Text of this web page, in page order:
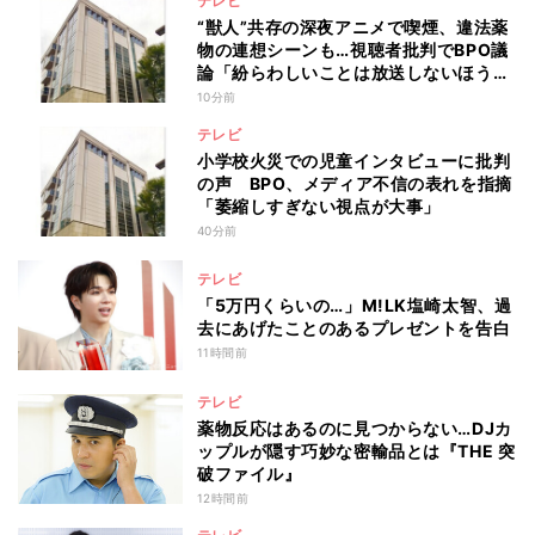
“獣人”共存の深夜アニメで喫煙、違法薬
物の連想シーンも…視聴者批判でBPO議
論「紛らわしいことは放送しないほう
が」
10分前
テレビ
小学校火災での児童インタビューに批判
の声 BPO、メディア不信の表れを指摘
「萎縮しすぎない視点が大事」
40分前
テレビ
「5万円くらいの…」M!LK塩崎太智、過
去にあげたことのあるプレゼントを告白
11時間前
テレビ
薬物反応はあるのに見つからない…DJカ
ップルが隠す巧妙な密輸品とは『THE 突
破ファイル』
12時間前